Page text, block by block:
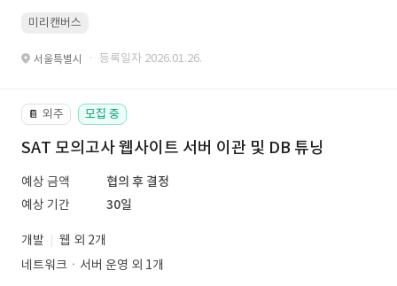
미리캔버스
서울특별시 · 등록일자 2026.01.26.
📔 외주 모집 중
SAT 모의고사 웹사이트 서버 이관 및 DB 튜닝
예상 금액
협의 후 결정
예상 기간
30일
개발
웹 외 2개
네트워크ㆍ서버 운영 외 1개